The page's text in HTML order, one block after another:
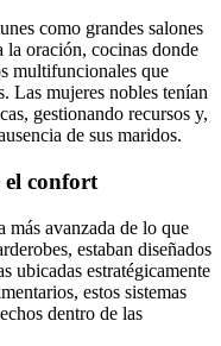
como grandes salones
la oración, cocinas donde
multifuncionales que
Las mujeres nobles tenían
gestionando recursos y,
de sus maridos.
el confort
más avanzada de lo que
estaban diseñados
ubicadas estratégicamente
estos sistemas
dentro de las